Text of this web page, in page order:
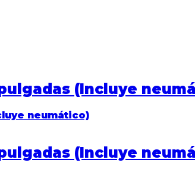
(Incluye
(Incluye